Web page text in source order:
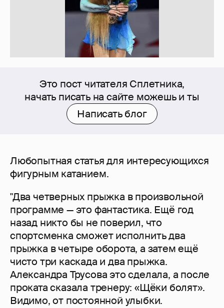
Это пост читателя Сплетника,
начать писать на сайте можешь и ты
Написать блог
Любопытная статья для интересующихся
фигурным катанием.
"Два четверных прыжка в произвольной
программе — это фантастика. Ещё год
назад никто бы не поверил, что
спортсменка сможет исполнить два
прыжка в четыре оборота, а затем ещё
чисто три каскада и два прыжка.
Александра Трусова это сделала, а после
проката сказала тренеру: «Щёки болят».
Видимо, от постоянной улыбки.